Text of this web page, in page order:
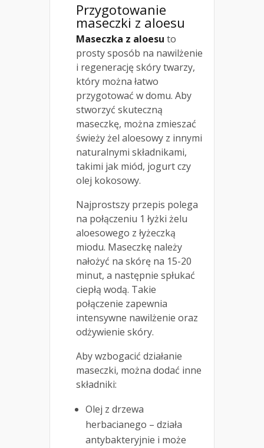
Przygotowanie
maseczki z aloesu
Maseczka z aloesu to
prosty sposób na nawilżenie
i regenerację skóry twarzy,
który można łatwo
przygotować w domu. Aby
stworzyć skuteczną
maseczkę, można zmieszać
świeży żel aloesowy z innymi
naturalnymi składnikami,
takimi jak miód, jogurt czy
olej kokosowy.
Najprostszy przepis polega
na połączeniu 1 łyżki żelu
aloesowego z łyżeczką
miodu. Maseczkę należy
nałożyć na skórę na 15-20
minut, a następnie spłukać
ciepłą wodą. Takie
połączenie zapewnia
intensywne nawilżenie oraz
odżywienie skóry.
Aby wzbogacić działanie
maseczki, można dodać inne
składniki:
Olej z drzewa
herbacianego – działa
antybakteryjnie i może